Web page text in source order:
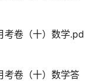
考卷（十）数学.pd
考卷（十）数学答